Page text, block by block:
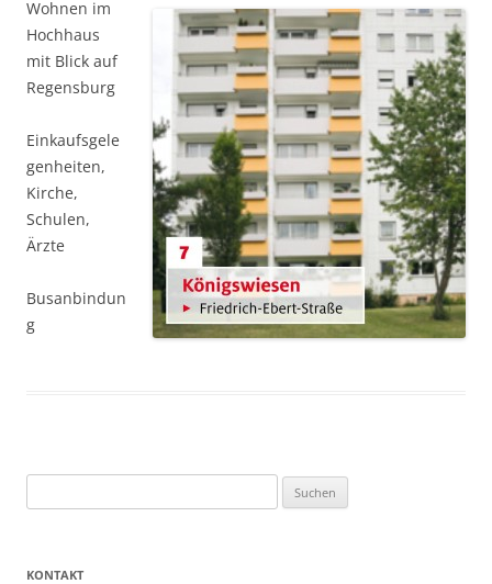
Wohnen im
Hochhaus
mit Blick auf
Regensburg
Einkaufsgele
genheiten,
Kirche,
Schulen,
Ärzte
Busanbindun
g
nach:
KONTAKT